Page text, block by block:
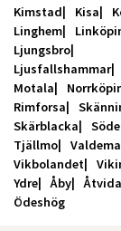
Kimstad Kisa
Linghem
Ljungsbro
Ljusfallshammar
Motala
Rimforsa
Skärblacka
Tjällmo
Vikbolandet
Ydre
Åby
Ödeshög